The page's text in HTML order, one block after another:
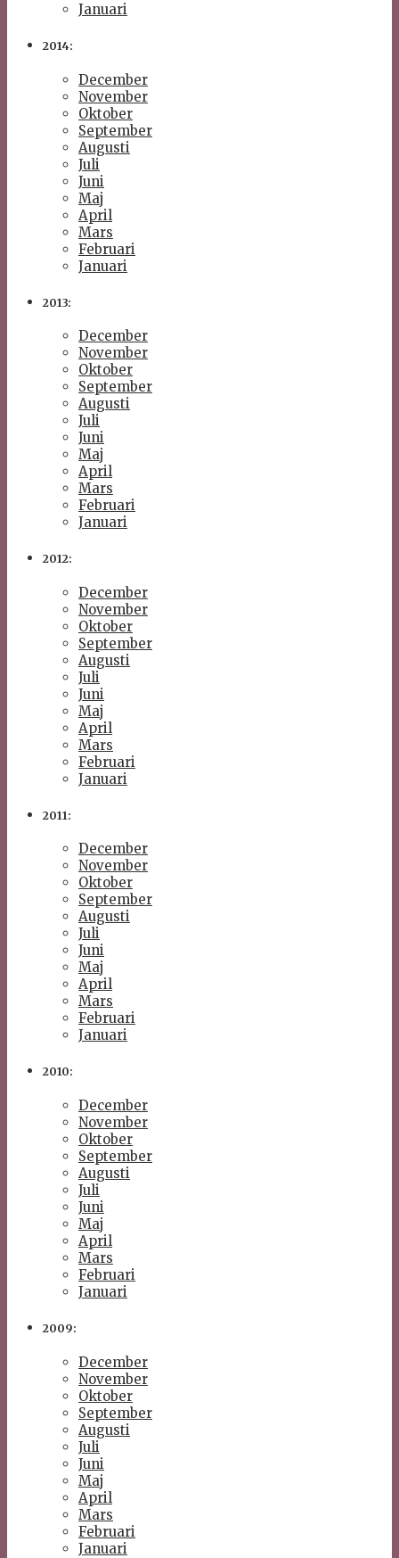
Januari
2014:
December
November
Oktober
September
Augusti
Juli
Juni
Maj
April
Mars
Februari
Januari
2013:
December
November
Oktober
September
Augusti
Juli
Juni
Maj
April
Mars
Februari
Januari
2012:
December
November
Oktober
September
Augusti
Juli
Juni
Maj
April
Mars
Februari
Januari
2011:
December
November
Oktober
September
Augusti
Juli
Juni
Maj
April
Mars
Februari
Januari
2010:
December
November
Oktober
September
Augusti
Juli
Juni
Maj
April
Mars
Februari
Januari
2009:
December
November
Oktober
September
Augusti
Juli
Juni
Maj
April
Mars
Februari
Januari